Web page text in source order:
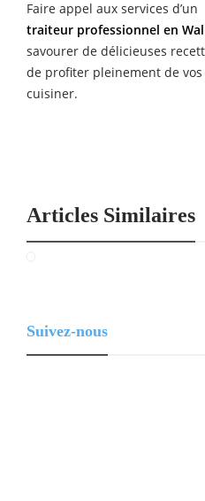
Faire appel aux services d’un
traiteur professionnel en
savourer de délicieuses
de profiter pleinement de
cuisiner.
Articles Similaires
Suivez-nous